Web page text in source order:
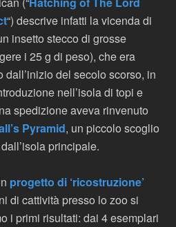
“) descrive infatti la vicenda di
insetto stecco di grosse
i 25 g di peso), che era
del secolo scorso, in
nell’isola di topi e
spedizione aveva rinvenuto
Pyramid, un piccolo scoglio
principale.
progetto di ‘ricostruzione’
di cattività presso lo zoo si
i primi risultati: dai 4 esemplari